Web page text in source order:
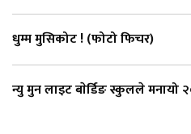
धुम्म मुसिकोट ! (फोटो फिचर)
न्यु मुन लाइट बाेर्डिङ स्कुलले मनायो